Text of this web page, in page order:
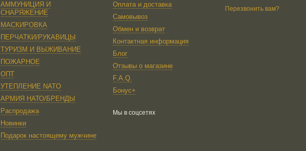
АММУНИЦИЯ И
СНАРЯЖЕНИЕ
МАСКИРОВКА
ПЕРЧАТКИ/РУКАВИЦЫ
ТУРИЗМ И ВЫЖИВАНИЕ
ПОЖАРНОЕ
ОПТ
УТЕПЛЕНИЕ NATO
AРМИЯ НАТО/БРЕНДЫ
Распродажа
Новинки
Подарок настоящему мужчине
Оплата и доставка
Самовывоз
Обмен и возврат
Контактная информация
Блог
Отзывы о магазине
F.A.Q.
Бонус+
Мы в соцсетях
Перезвонить вам?